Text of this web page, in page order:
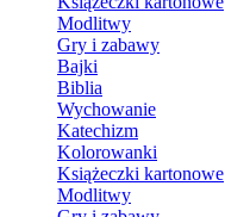
Modlitwy
Gry i zabawy
Bajki
Biblia
Wychowanie
Katechizm
Kolorowanki
Książeczki kartonowe
Modlitwy